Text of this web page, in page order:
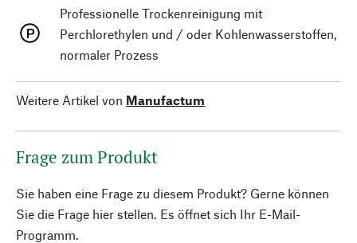
Professionelle Trockenreinigung mit
Perchlorethylen und / oder Kohlenwasserstoffen,
normaler Prozess
Weitere Artikel von Manufactum
Frage zum Produkt
Sie haben eine Frage zu diesem Produkt? Gerne können
Sie die Frage hier stellen. Es öffnet sich Ihr E-Mail-
Programm.